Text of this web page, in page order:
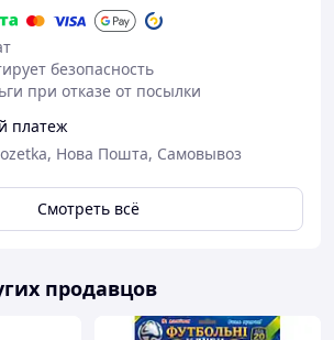
безопасность
при отказе от посылки
платеж
Нова Пошта, Самовывоз
Смотреть всё
продавцов